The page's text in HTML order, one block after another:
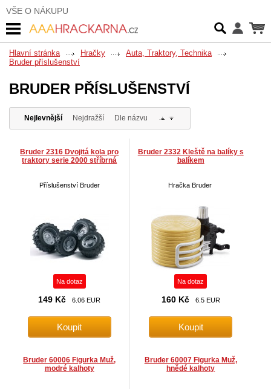
VŠE O NÁKUPU
Hlavní stránka Hračky
Auta, Traktory, Technika
Bruder příslušenství
BRUDER PŘÍSLUŠENSTVÍ
Nejlevnější Nejdražší Dle názvu
Bruder 2316 Dvojitá kola pro
traktory serie 2000 stříbrná
Příslušenství Bruder
Na dotaz
149 Kč 6.06 EUR
Bruder 2332 Kleště na balíky s
balíkem
Hračka Bruder
Na dotaz
160 Kč 6.5 EUR
Bruder 60006 Figurka Muž,
modré kalhoty
Bruder 60007 Figurka Muž,
hnědé kalhoty